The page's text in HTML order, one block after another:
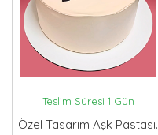
Teslim Süresi 1 Gün
Özel Tasarım Aşk Pastası.